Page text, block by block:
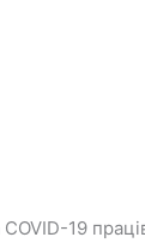
19